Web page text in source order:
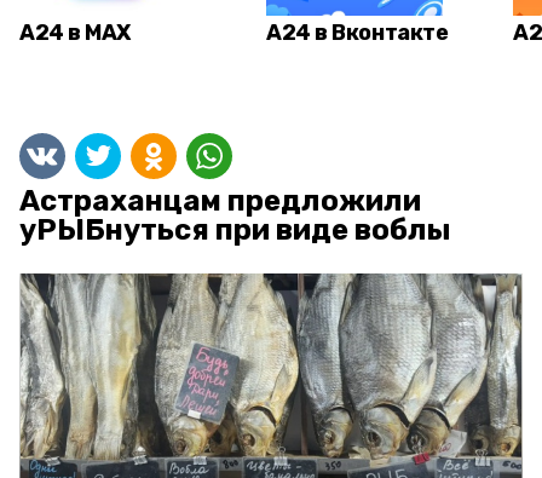
А24 в MAX А24 в Вконтакте
Астраханцам предложили
уРЫБнуться при виде воблы